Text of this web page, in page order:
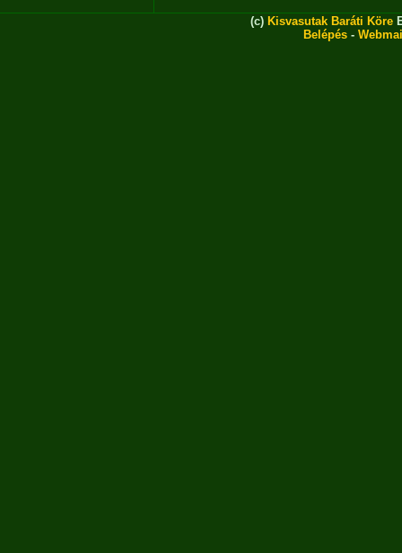
(c) Kisvasutak Baráti Köre
Belépés -